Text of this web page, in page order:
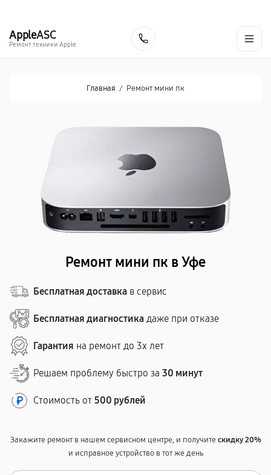
AppleASC
Ремонт техники Apple
Главная / Ремонт мини пк
Ремонт мини пк в Уфе
Бесплатная доставка в сервис
Бесплатная диагностика даже при отказе
Гарантия на ремонт до 3х лет
Решаем проблему быстро за 30 минут
Стоимость от 500 рублей
Закажите ремонт в нашем сервисном центре, и получитескидку 20%
и исправное устройство в тот же день